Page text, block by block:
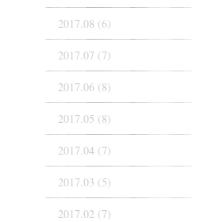
2017.08 (6)
2017.07 (7)
2017.06 (8)
2017.05 (8)
2017.04 (7)
2017.03 (5)
2017.02 (7)